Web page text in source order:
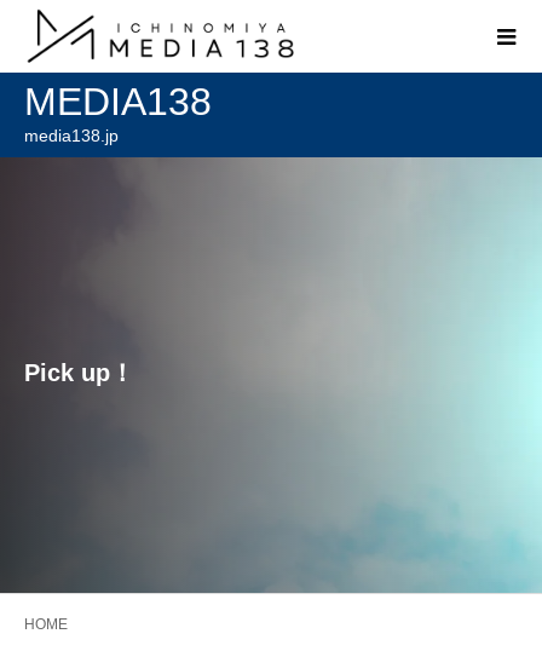
MEDIA138
media138.jp
Pick up！
HOME